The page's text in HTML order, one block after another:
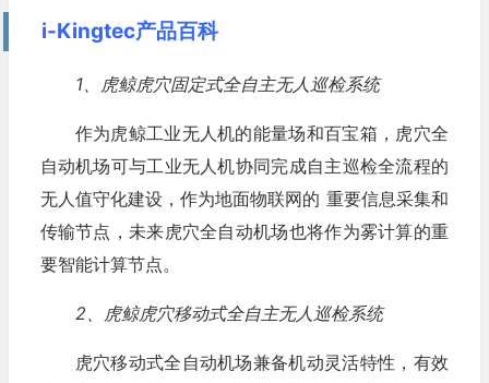
i-Kingtec产品百科
1、虎鲸虎穴固定式全自主无人巡检系统
作为虎鲸工业无人机的能量场和百宝箱，虎穴全
自动机场可与工业无人机协同完成自主巡检全流程的
无人值守化建设，作为地面物联网的 重要信息采集和
传输节点，未来虎穴全自动机场也将作为雾计算的重
要智能计算节点。
2、虎鲸虎穴移动式全自主无人巡检系统
虎穴移动式全自动机场兼备机动灵活特性，有效